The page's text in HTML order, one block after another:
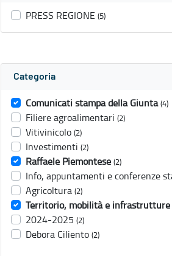
PRESS REGIONE (5)
Categoria
Comunicati stampa della Giunta (4)
Filiere agroalimentari (2)
Vitivinicolo (2)
Investimenti (2)
Raffaele Piemontese (2)
Info, appuntamenti e conferenze
Agricoltura (2)
Territorio, mobilità e infrastrutture
2024-2025 (2)
Debora Ciliento (2)